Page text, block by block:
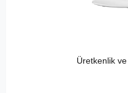
Üretkenlik